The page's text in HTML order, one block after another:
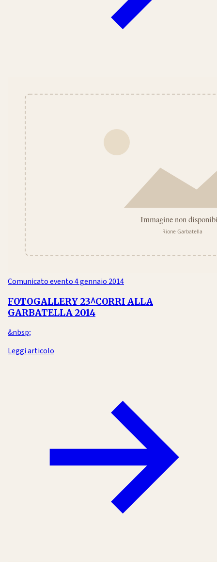
Comunicato evento4 gennaio 2014
FOTOGALLERY 23^CORRI ALLA
GARBATELLA 2014
&nbsp;
Leggi articolo